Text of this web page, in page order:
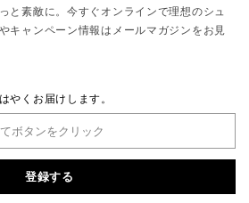
と素敵に。今すぐオンラインで理想のシュ
キャンペーン情報はメールマガジンをお見
やくお届けします。
登録する